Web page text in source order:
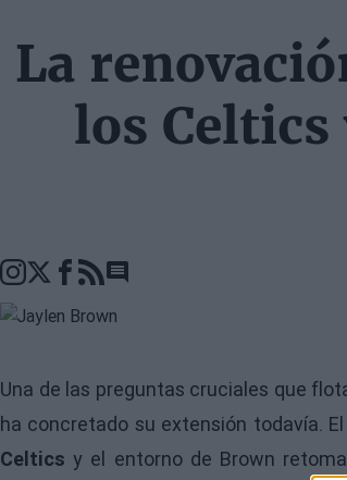
La
los
Go to comments seciton
Una de las preguntas cruciales que
ha concretado su extensión todavía.
Celtics y el entorno de Brown